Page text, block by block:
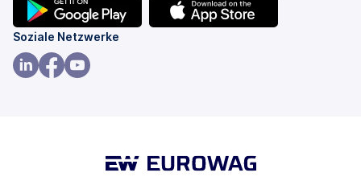
(wird
in
einem
Soziale Netzwerke